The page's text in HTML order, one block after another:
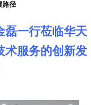
路径
磊一行莅临华天
术服务的创新发